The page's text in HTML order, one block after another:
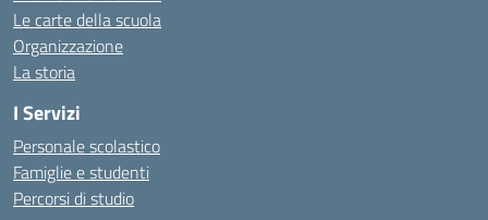
Le carte della scuola
Organizzazione
La storia
I Servizi
Personale scolastico
Famiglie e studenti
Percorsi di studio